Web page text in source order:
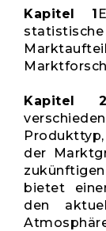
Kapitel 1
Kapitel 2
der
bietet
den